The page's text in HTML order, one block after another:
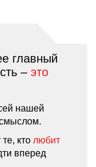
главный
– это
нашей
кто любит
вперед